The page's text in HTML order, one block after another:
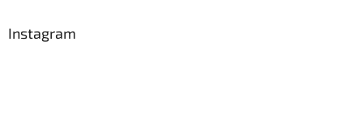
Instagram